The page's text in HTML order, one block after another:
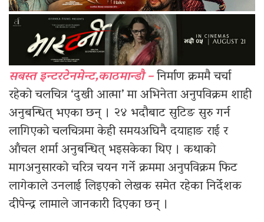
सबस्त इन्टरटेनमेन्ट,काठमान्डौ –निर्माण क्रममै चर्चा
रहेको चलचित्र ‘दुखी आत्मा’ मा अभिनेता अनुपविक्रम शाही
अनुबन्धित् भएका छन् । २४ भदौबाट सुटिङ सुरु गर्न
लागिएको चलचित्रमा केही समयअघिनै दयाहाङ राई र
आँचल शर्मा अनुबन्धित् भइसकेका थिए । कथाको
मागअनुसारको चरित्र चयन गर्ने क्रममा अनुपविक्रम फिट
लागेकाले उनलाई लिइएको लेखक समेत रहेका निर्देशक
दीपेन्द्र लामाले जानकारी दिएका छन् ।